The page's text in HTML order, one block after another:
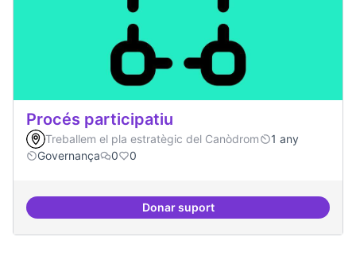
Procés participatiu
Treballem el pla estratègic del Canòdrom
1 any
Governança
0 0
Donar suportProcés participatiu